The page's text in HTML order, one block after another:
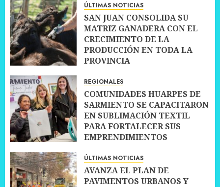
ÚLTIMAS NOTICIAS
SAN JUAN CONSOLIDA SU
MATRIZ GANADERA CON EL
CRECIMIENTO DE LA
PRODUCCIÓN EN TODA LA
PROVINCIA
REGIONALES
COMUNIDADES HUARPES DE
SARMIENTO SE CAPACITARON
EN SUBLIMACIÓN TEXTIL
PARA FORTALECER SUS
EMPRENDIMIENTOS
ÚLTIMAS NOTICIAS
AVANZA EL PLAN DE
PAVIMENTOS URBANOS Y